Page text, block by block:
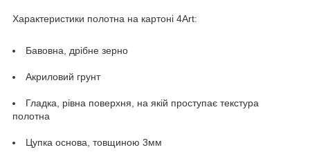
Характеристики полотна на картоні 4Art:
Бавовна, дрібне зерно
Акриловий грунт
Гладка, рівна поверхня, на якій проступає текстура
полотна
Цупка основа, товщиною 3мм